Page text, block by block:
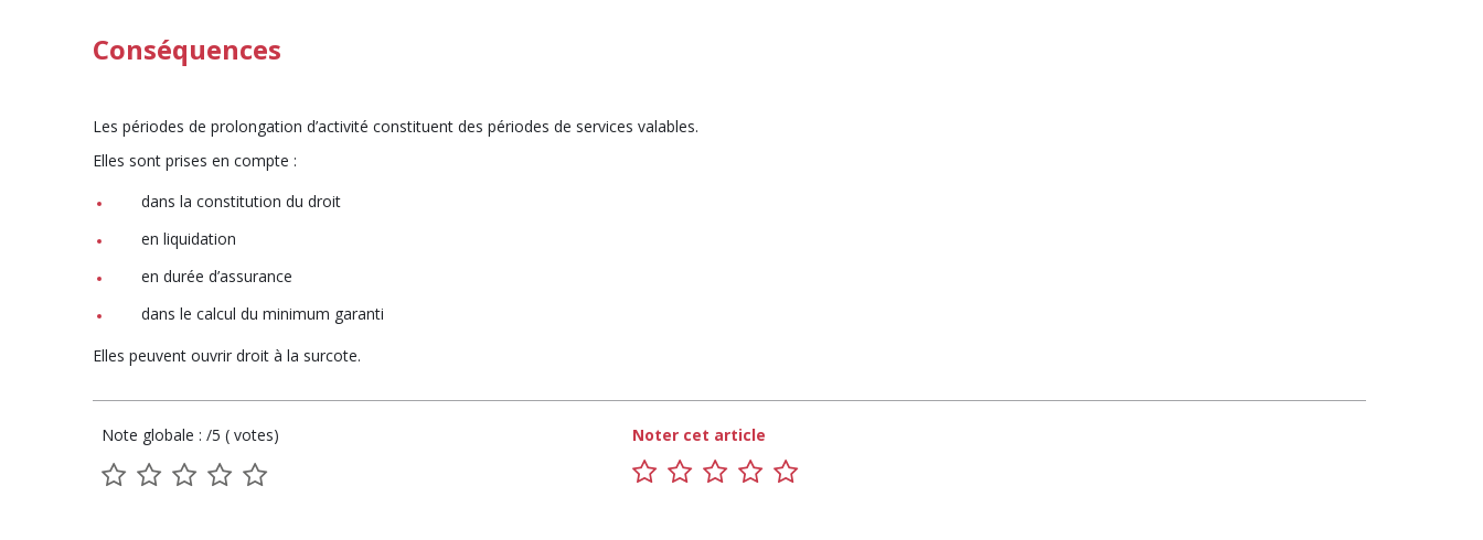
Conséquences
Les périodes de prolongation d’activité constituent des périodes de services valables.
Elles sont prises en compte :
dans la constitution du droit
en liquidation
en durée d’assurance
dans le calcul du minimum garanti
Elles peuvent ouvrir droit à la surcote.
Note globale : /5 ( votes)
1
2
3
4
Noter cet article
1 2 3 4 5